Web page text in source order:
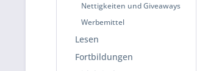
Nettigkeiten und Giveaways
Werbemittel
Lesen
Fortbildungen